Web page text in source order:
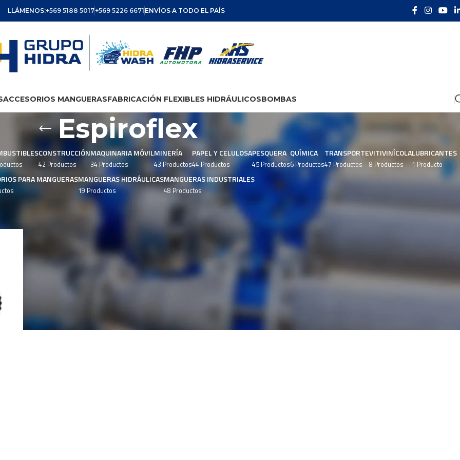
LLÁMENOS:+569 5188 5017+569 5226 6671 ENVÍOS A TODO EL PAÍS
ACCESORIOS MANGUERASFABRICACIÓN FLEXIBLES HIDRÁULICOSBOMBAS
Espiroflex
CONSTRUCCIÓN
42 Productos
MAQUINARIA MÓVIL
34 Productos
MINERÍA
43 Productos
PAPEL Y CELULOSA
44 Productos
PESQUERA
45 Productos
QUÍMICA
6 Productos
TRANSPORTE
47 Productos
VITIVINÍCOLA
8 Productos
LUBRICANTES
1 Producto
PARA MANGUERASMANGUERAS HIDRÁULICAS
19 Productos
MANGUERAS INDUSTRIALES
48 Productos
“Espiroflex” Mostrar 24 36